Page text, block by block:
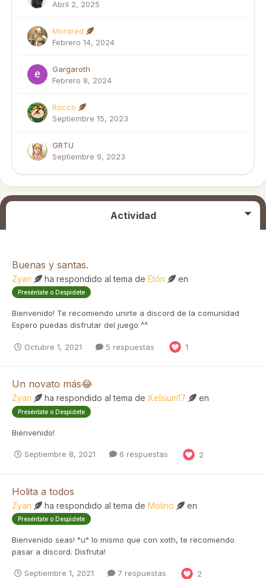
Abril 2, 2025
Mordred
Febrero 14, 2024
Gargaroth
Febrero 8, 2024
Rocco
Septiembre 15, 2023
GRTU
Septiembre 9, 2023
Actividad
Buenas y santas.
Zyan ha respondido al tema de Etón en
Preséntate o Despídete
Bienvenido! Te recomiendo unirte a discord de la comunidad
Espero puedas disfrutar del juego ^^
Octubre 1, 2021 5 respuestas 1
Un novato más😂
Zyan ha respondido al tema de Xelsium17 en
Preséntate o Despídete
Bienvenido!
Septiembre 8, 2021 6 respuestas 2
Holita a todos
Zyan ha respondido al tema de Molino en
Preséntate o Despídete
Bienvenido seas! °u° lo mismo que con xoth, te recomiendo
pasar a discord. Disfruta!
Septiembre 1, 2021 7 respuestas 2